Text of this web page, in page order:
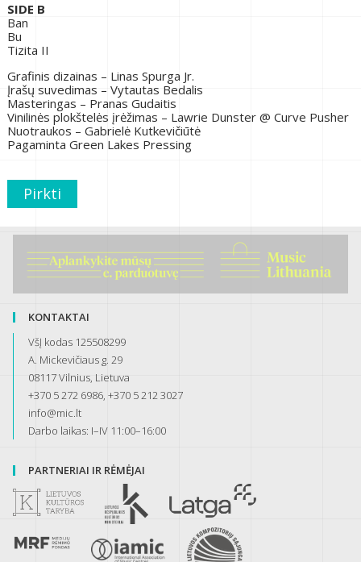
SIDE B
Ban
Bu
Tizita II
Grafinis dizainas – Linas Spurga Jr.
Įrašų suvedimas – Vytautas Bedalis
Masteringas – Pranas Gudaitis
Vinilinės plokštelės įrėžimas – Lawrie Dunster @ Curve Pusher
Nuotraukos – Gabrielė Kutkevičiūtė
Pagaminta Green Lakes Pressing
Pirkti
KONTAKTAI
VšĮ kodas 125508299
A. Mickevičiaus g. 29
08117 Vilnius, Lietuva
+370 5 272 6986, +370 5 212 3027
info@mic.lt
Darbo laikas: I–IV 11:00–16:00
PARTNERIAI IR RĖMĖJAI